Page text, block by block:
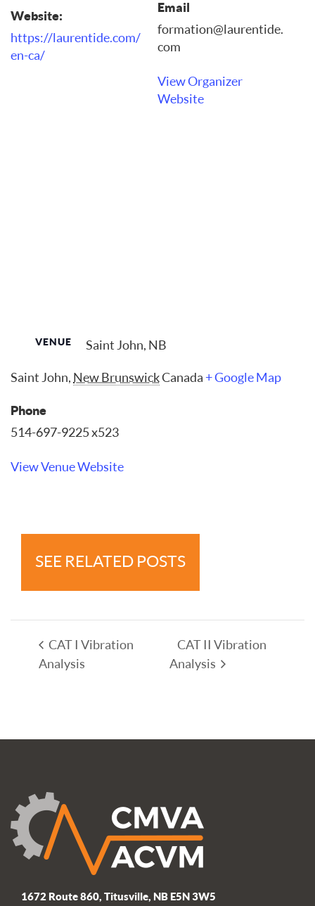
Website:
https://laurentide.com/
en-ca/
Email
formation@laurentide.
com
View Organizer
Website
VENUE Saint John, NB
Saint John, New BrunswickCanada + Google Map
Phone
514-697-9225 x523
View Venue Website
SEE RELATED POSTS
CAT I Vibration
Analysis
CAT II Vibration
Analysis
1672 Route 860, Titusville, NB E5N 3W5